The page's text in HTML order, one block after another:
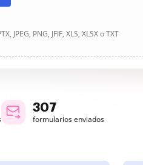
JPEG, PNG, JFIF, XLS, XLSX o TXT
307
formularios enviados